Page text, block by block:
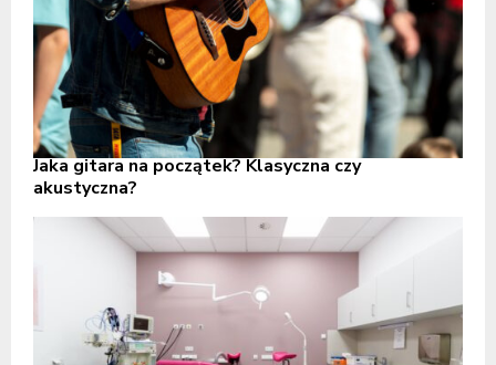
Jaka gitara na początek? Klasyczna czy
akustyczna?